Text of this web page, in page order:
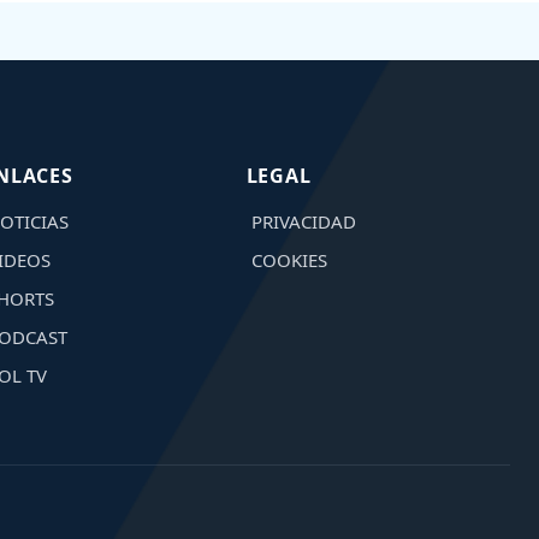
TV
LEGAL
PRIVACIDAD
COOKIES